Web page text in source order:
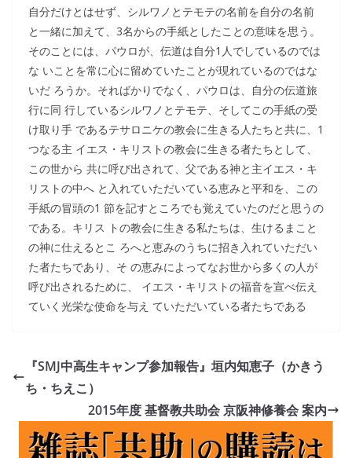
自分だけとはせず、シルワノとテモテの名前を自分の名前
と一緒に加えて、3名からの手紙としたことの意味を思う。
そのことには、パウロが、伝道は自分1人でしているのでは
な いことを常に心に留めていたことが現れているのではな
いだ ろうか。そればかりでなく、パウロは、自分の伝道旅
行に同 行しているシルワノとテモテ、そしてこの手紙の受
け取り手 であるテサロニケの教会に生きる人たちと共に、1
つなる主 イエス・キリストの教会に生きる者たちとして、
この世から 共に呼び出されて、父である神と主イエス・キ
リストの中へ と入れていただいている恵みと平和を、この
手紙の冒頭の1 節を記すところでも覚えていたのだと思うの
である。キリス トの教会に生きる私たちは、生けるまこと
の神に仕えるとこ ろへと恵みのうちに招き入れていただい
た者たちであり、そ の恵みによってなお世から多くの人が
呼び出されるために、 イエス・キリストの福音を宣べ伝え
ていく光栄な使命を与え ていただいている者たちである
『SMJ中高生キャンプ参加報告』垣内知恵子（かきう
ち・ちえこ）
2015年度 基督教共助会 京阪神修養会 案内